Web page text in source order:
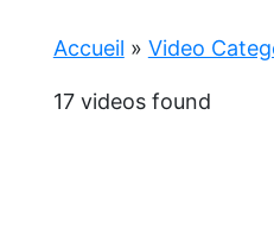
Accueil » Video
17 videos found